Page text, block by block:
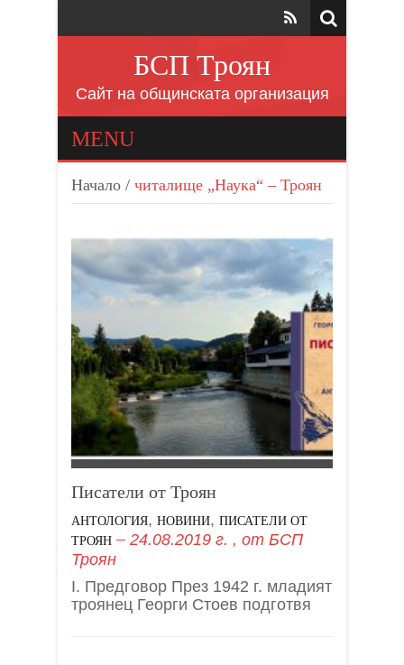
БСП Троян
Сайт на общинската организация
MENU
Начало / читалище „Наука“ – Троян
Писатели от Троян
АНТОЛОГИЯ, НОВИНИ, ПИСАТЕЛИ ОТ
ТРОЯН
24.08.2019 г. , от БСП
Троян
I. Предговор През 1942 г. младият
троянец Георги Стоев подготвя